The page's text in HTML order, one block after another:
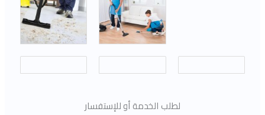
لطلب الخدمة أو للإستفسار